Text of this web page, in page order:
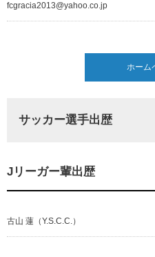
fcgracia2013@yahoo.co.jp
ホーム
サッカー選手出歴
Jリーガー輩出歴
古山 蓮（Y.S.C.C.）